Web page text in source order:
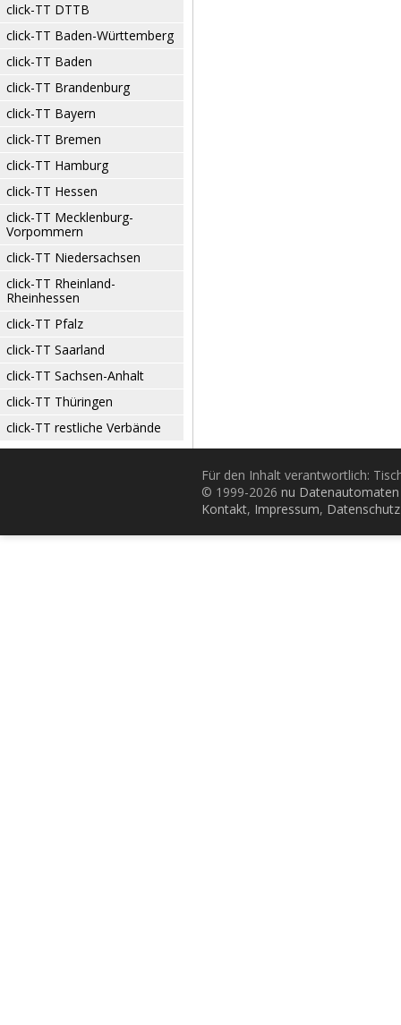
click-TT DTTB
click-TT Baden-Württemberg
click-TT Baden
click-TT Brandenburg
click-TT Bayern
click-TT Bremen
click-TT Hamburg
click-TT Hessen
click-TT Mecklenburg-
Vorpommern
click-TT Niedersachsen
click-TT Rheinland-
Rheinhessen
click-TT Pfalz
click-TT Saarland
click-TT Sachsen-Anhalt
click-TT Thüringen
click-TT restliche Verbände
Für den Inhalt verantwortlich:
© 1999-2026 nu
Kontakt, Impressum, Datenschutz